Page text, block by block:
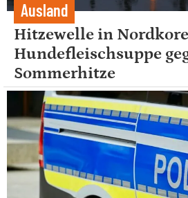
Ausland
Hitzewelle in
Hundefleischsuppe
Sommerhitze